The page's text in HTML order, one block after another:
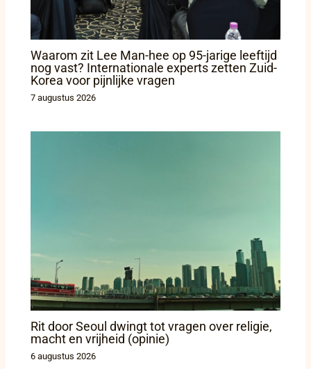
Waarom zit Lee Man-hee op 95-jarige leeftijd
nog vast? Internationale experts zetten Zuid-
Korea voor pijnlijke vragen
7 augustus 2026
Rit door Seoul dwingt tot vragen over religie,
macht en vrijheid (opinie)
6 augustus 2026